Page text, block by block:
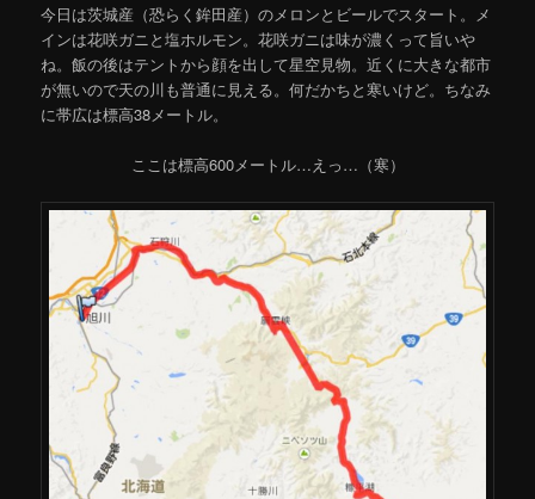
今日は茨城産（恐らく鉾田産）のメロンとビールでスタート。メ
インは花咲ガニと塩ホルモン。花咲ガニは味が濃くって旨いや
ね。飯の後はテントから顔を出して星空見物。近くに大きな都市
が無いので天の川も普通に見える。何だかちと寒いけど。ちなみ
に帯広は標高38メートル。
ここは標高600メートル…えっ…（寒）